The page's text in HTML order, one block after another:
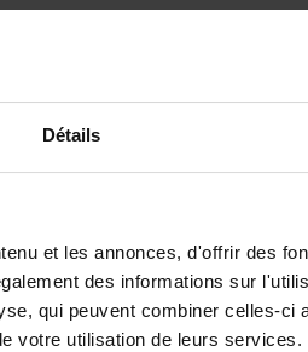
Détails
et les annonces, d'offrir des
des informations sur
qui peuvent combiner celles-ci
votre utilisation de leurs services.
91
Gagnez des points
de fidélité à
chaque commande
passée